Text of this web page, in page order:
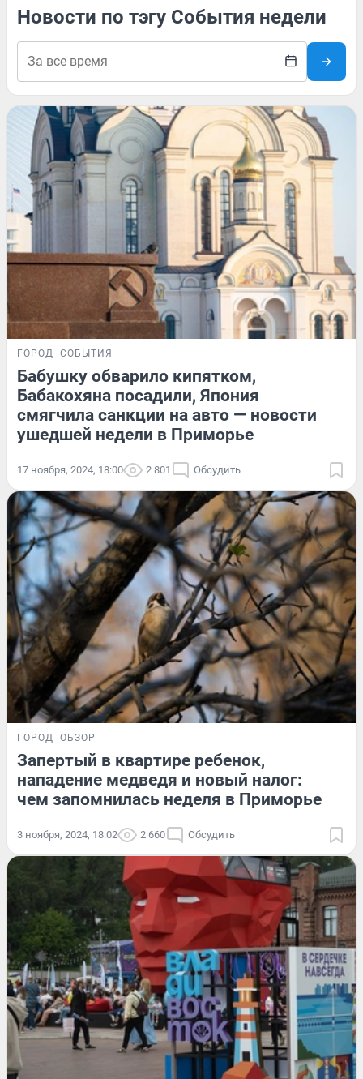
Новости по тэгу События недели
ГОРОД СОБЫТИЯ
Бабушку обварило кипятком,
Бабакохяна посадили, Япония
смягчила санкции на авто — новости
ушедшей недели в Приморье
17 ноября, 2024, 18:00 2 801 Обсудить
ГОРОД ОБЗОР
Запертый в квартире ребенок,
нападение медведя и новый налог:
чем запомнилась неделя в Приморье
3 ноября, 2024, 18:02 2 660 Обсудить